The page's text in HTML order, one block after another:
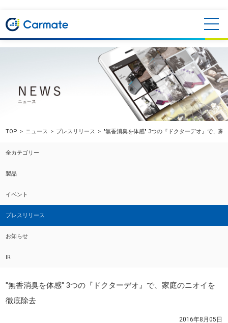
TOP ニュース プレスリリース "無香消臭を体感" 3つの『ドクターデオ』で、家
全カテゴリー
製品
イベント
プレスリリース
お知らせ
IR
"無香消臭を体感" 3つの『ドクターデオ』で、家庭のニオイを
徹底除去
2016年8月05日